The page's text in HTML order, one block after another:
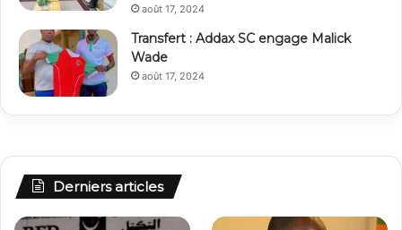
août 17, 2024
Transfert : Addax SC engage Malick
Wade
août 17, 2024
Derniers articles